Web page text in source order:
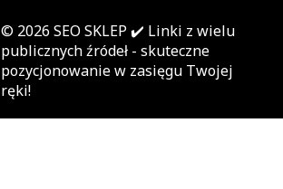
© 2026SEO SKLEP ✔️ Linki z wielu
publicznych źródeł - skuteczne
pozycjonowanie w zasięgu Twojej
ręki!